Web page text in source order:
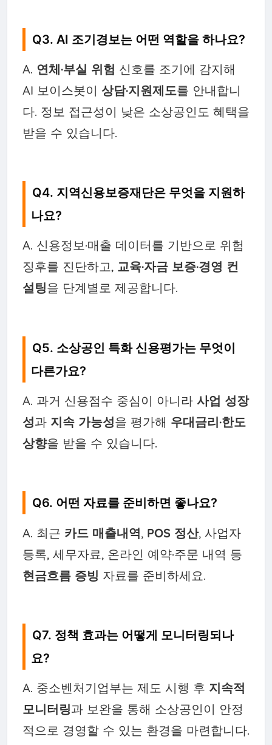
Q3. AI 조기경보는 어떤 역할을 하나요?
A. 연체·부실 위험 신호를 조기에 감지해
AI 보이스봇이 상담·지원제도를 안내합니
다. 정보 접근성이 낮은 소상공인도 혜택을
받을 수 있습니다.
Q4. 지역신용보증재단은 무엇을 지원하
나요?
A. 신용정보·매출 데이터를 기반으로 위험
징후를 진단하고, 교육·자금 보증·경영 컨
설팅을 단계별로 제공합니다.
Q5. 소상공인 특화 신용평가는 무엇이
다른가요?
A. 과거 신용점수 중심이 아니라 사업 성장
성과 지속 가능성을 평가해 우대금리·한도
상향을 받을 수 있습니다.
Q6. 어떤 자료를 준비하면 좋나요?
A. 최근 카드 매출내역, POS 정산, 사업자
등록, 세무자료, 온라인 예약·주문 내역 등
현금흐름 증빙 자료를 준비하세요.
Q7. 정책 효과는 어떻게 모니터링되나
요?
A. 중소벤처기업부는 제도 시행 후 지속적
모니터링과 보완을 통해 소상공인이 안정
적으로 경영할 수 있는 환경을 마련합니다.